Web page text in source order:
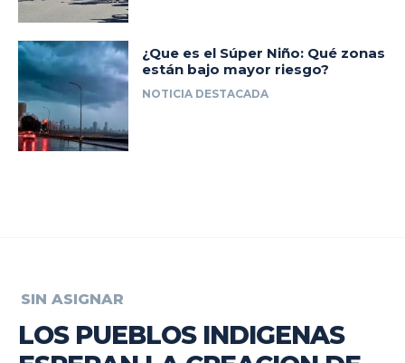
¿Que es el Súper Niño: Qué zonas
están bajo mayor riesgo?
NOTICIA DESTACADA